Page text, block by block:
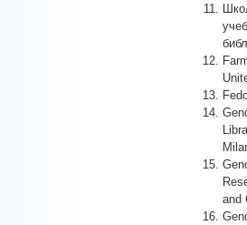
and